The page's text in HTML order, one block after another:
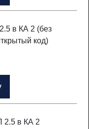
в КА 2 (без
код)
2.5 в КА 2